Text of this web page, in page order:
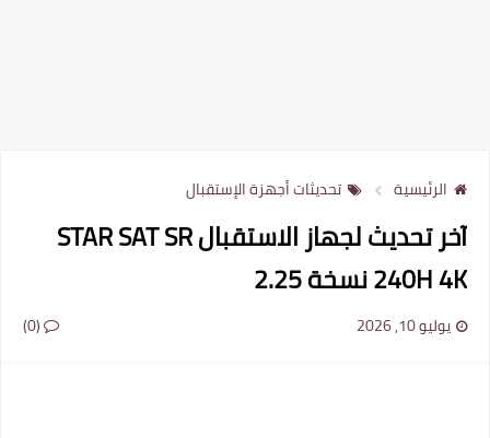
الرئيسية تحديثات أجهزة الإستقبال
آخر تحديث لجهاز الاستقبال STAR SAT SR
240H 4K نسخة 2.25
يوليو 10, 2026 (0)